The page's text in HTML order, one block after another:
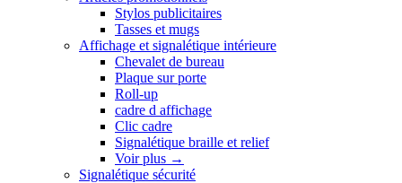
Stylos publicitaires
Tasses et mugs
Affichage et signalétique intérieure
Chevalet de bureau
Plaque sur porte
Roll-up
cadre d affichage
Clic cadre
Signalétique braille et relief
Voir plus →
Signalétique sécurité